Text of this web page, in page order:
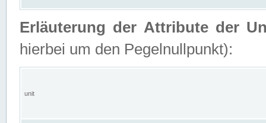
Erläuterung der Attribute der
hierbei um den Pegelnullpunkt):
unit